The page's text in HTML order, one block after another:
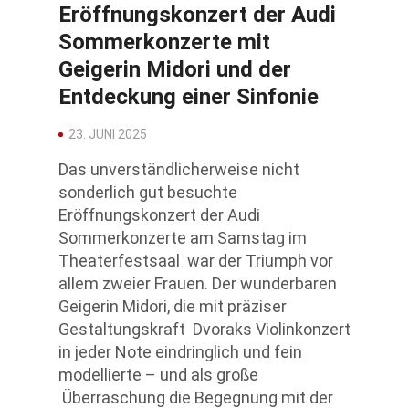
Eröffnungskonzert der Audi
Sommerkonzerte mit
Geigerin Midori und der
Entdeckung einer Sinfonie
23. JUNI 2025
Das unverständlicherweise nicht
sonderlich gut besuchte
Eröffnungskonzert der Audi
Sommerkonzerte am Samstag im
Theaterfestsaal war der Triumph vor
allem zweier Frauen. Der wunderbaren
Geigerin Midori, die mit präziser
Gestaltungskraft Dvoraks Violinkonzert
in jeder Note eindringlich und fein
modellierte – und als große
Überraschung die Begegnung mit der